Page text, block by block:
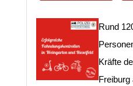
Rund
Kräfte
Freiburg